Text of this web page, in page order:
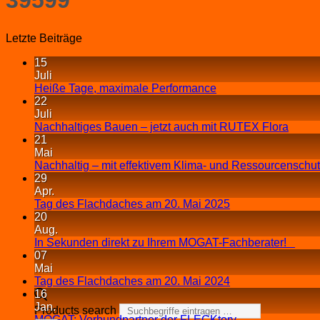
Products search
Letzte Beiträge
15
Juli
Heiße Tage, maximale Performance
22
Juli
Nachhaltiges Bauen – jetzt auch mit RUTEX Flora
21
Mai
Nachhaltig – mit effektivem Klima- und
29
Apr.
Tag des Flachdaches am 20. Mai 2025
20
Aug.
In Sekunden direkt zu Ihrem MOGAT-Fachberater!
07
Mai
Tag des Flachdaches am 20. Mai 2024
16
Jan.